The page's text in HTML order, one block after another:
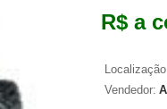
R$ a
Vendedor: